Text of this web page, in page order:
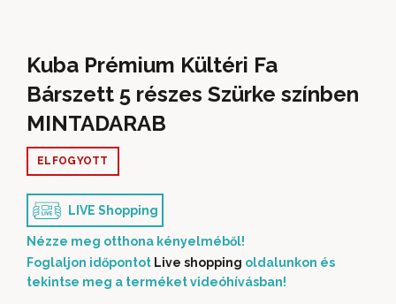
Kuba Prémium Kültéri Fa
Bárszett 5 részes Szürke színben
MINTADARAB
ELFOGYOTT
LIVE Shopping
Nézze meg otthona kényelméből!
Foglaljon időpontot Live shopping oldalunkon és
tekintse meg a terméket videóhívásban!